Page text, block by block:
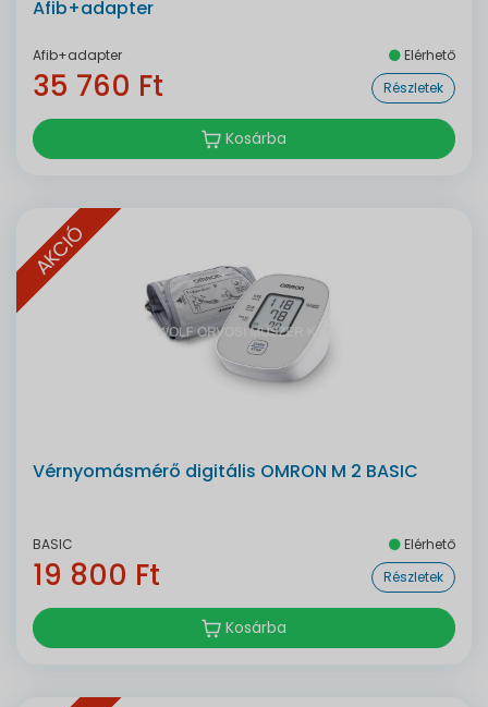
Afib+adapter
Afib+adapter Elérhető
35 760 Ft Részletek
Kosárba
AKCIÓ
Vérnyomásmérő digitális OMRON M 2 BASIC
BASIC Elérhető
19 800 Ft Részletek
Kosárba